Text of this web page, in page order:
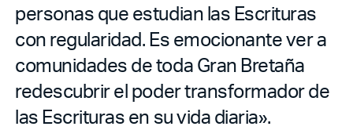
personas que estudian las Escrituras
con regularidad. Es emocionante ver a
comunidades de toda Gran Bretaña
redescubrir el poder transformador de
las Escrituras en su vida diaria».